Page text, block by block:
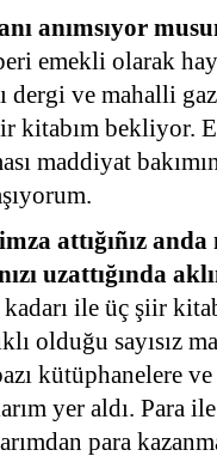
anımsıyor
emekli olarak
dergi ve mahalli
kitabım bekliyor.
maddiyat
attığıñız
uzattığında
ile üç şiir
olduğu sayısız
kütüphanelere
yer aldı. Para
para